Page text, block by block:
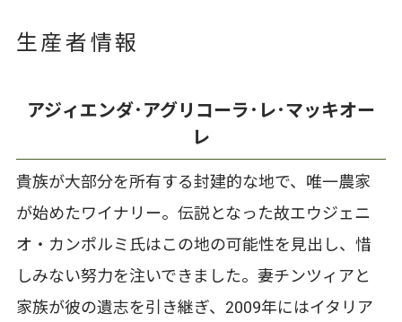
生産者情報
アジィエンダ･アグリコーラ･レ･マッキオー
レ
貴族が大部分を所有する封建的な地で、唯一農家
が始めたワイナリー。伝説となった故エウジェニ
オ・カンポルミ氏はこの地の可能性を見出し、惜
しみない努力を注いできました。妻チンツィアと
家族が彼の遺志を引き継ぎ、2009年にはイタリア